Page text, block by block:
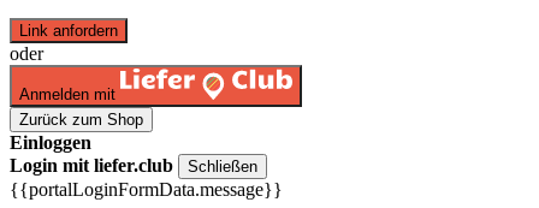
Link anfordern
oder
Anmelden mit
Zurück zum Shop
Einloggen
Login mit liefer.club
Schließen
{{portalLoginFormData.message}}